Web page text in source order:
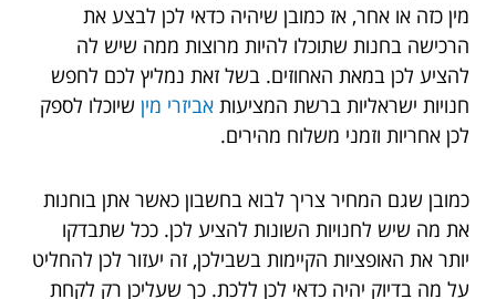
מין כזה או אחר, אז כמובן שיהיה כדאי לכן לבצע את
הרכישה בחנות שתוכלו להיות מרוצות ממה שיש לה
להציע לכן במאת האחוזים. בשל זאת נמליץ לכם לחפש
חנויות ישראליות ברשת המציעות אביזרי מין שיוכלו לספק
לכן אחריות וזמני משלוח מהירים.
כמובן שגם המחיר צריך לבוא בחשבון כאשר אתן בוחנות
את מה שיש לחנויות השונות להציע לכן. ככל שתבדקו
יותר את האופציות הקיימות בשבילכן, זה יעזור לכן להחליט
על מה בדיוק יהיה כדאי לכן ללכת. כך שעליכן רק לקחת